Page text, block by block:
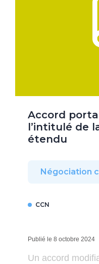
Accord
l’intitulé de
étendu
Négociation
CCN
Publié le 8 octobre 2024
Un accord